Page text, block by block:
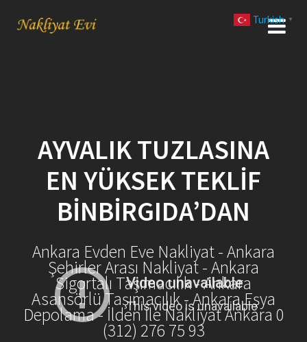
AYVALIK TUZLASINA
EN YÜKSEK TEKLIF
BINBIRGIDA’DAN
Ankara Evden Eve Nakliyat - Ankara
Şehirler Arası Nakliyat - Ankara
Sigortalı Taşımacılık - Ankara
Asansörlü Taşımacılık - Ankara Eşya
Depolama - İlden İle Nakliyat Ankara 0
(312) 276 75 93
Turkish ▼